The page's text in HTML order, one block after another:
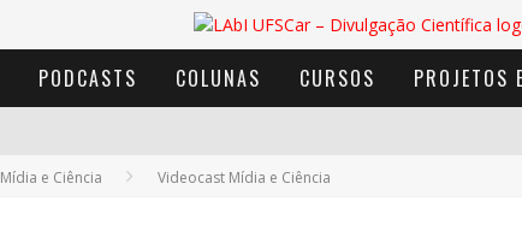
PODCASTS COLUNAS CURSOS PROJETOS
Mídia e Ciência Videocast Mídia e Ciência